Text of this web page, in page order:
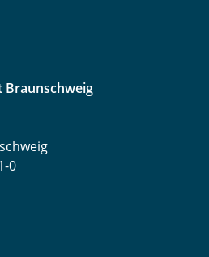
Braunschweig
0